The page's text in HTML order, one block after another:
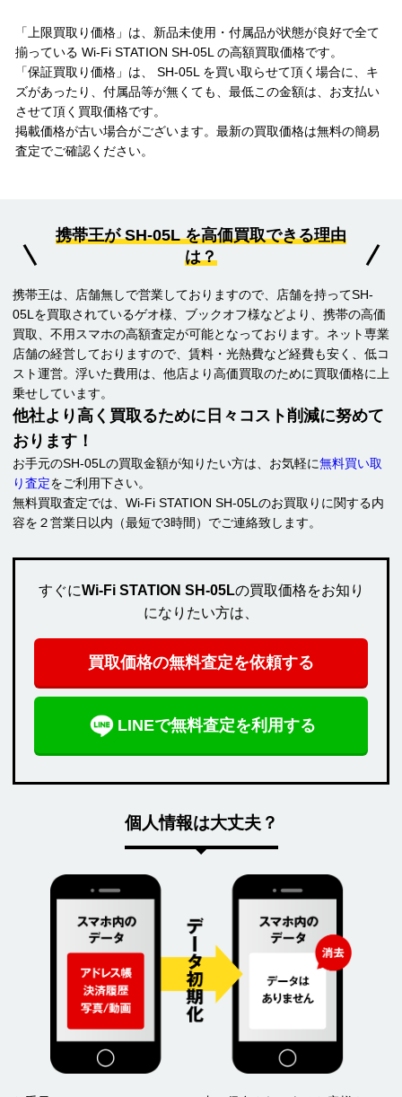
「上限買取り価格」は、新品未使用・付属品が状態が良好で全て
揃っている Wi-Fi STATION SH-05L の高額買取価格です。
「保証買取り価格」は、 SH-05L を買い取らせて頂く場合に、キ
ズがあったり、付属品等が無くても、最低この金額は、お支払い
させて頂く買取価格です。
掲載価格が古い場合がございます。最新の買取価格は無料の簡易
査定でご確認ください。
携帯王が SH-05L を高価買取できる理由
は？
携帯王は、店舗無しで営業しておりますので、店舗を持ってSH-
05Lを買取されているゲオ様、ブックオフ様などより、携帯の高価
買取、不用スマホの高額査定が可能となっております。ネット専業
店舗の経営しておりますので、賃料・光熱費など経費も安く、低コ
スト運営。浮いた費用は、他店より高価買取のために買取価格に上
乗せしています。
他社より高く買取るために日々コスト削減に努めて
おります！
お手元のSH-05Lの買取金額が知りたい方は、お気軽に無料買い取
り査定をご利用下さい。
無料買取査定では、Wi-Fi STATION SH-05Lのお買取りに関する内
容を２営業日以内（最短で3時間）でご連絡致します。
すぐにWi-Fi STATION SH-05Lの買取価格をお知り
になりたい方は、
買取価格の無料査定を依頼する
LINEで無料査定を利用する
個人情報は大丈夫？